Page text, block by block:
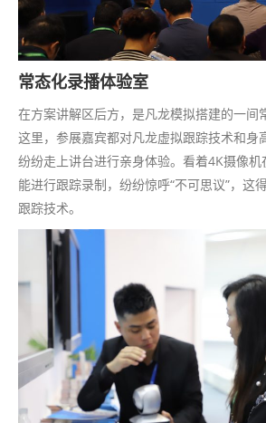
常态化录播体验室
在方案讲解区后方，是凡龙模拟搭建的一间
这里，参展嘉宾都对凡龙虚拟跟踪技术和身
纷纷走上讲台进行亲身体验。看着4K摄像
能进行跟踪录制，纷纷惊呼“不可思议”，这
跟踪技术。